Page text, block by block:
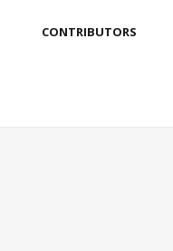
CONTRIBUTORS